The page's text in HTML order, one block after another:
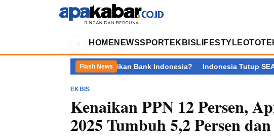
‹ HOME NEWSSPORT EKBIS LIFESTYLE
Flash News
Siapa Kini Mengendalikan Bank Indonesia? Indonesia Tutup SEA V Cup
EKBIS
Kenaikan PPN 12 Persen,
2025 Tumbuh 5,2 Persen